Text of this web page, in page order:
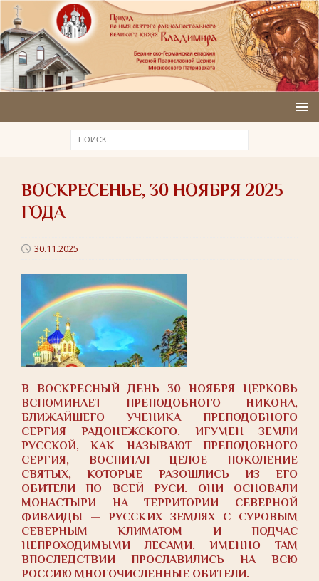
ВОСКРЕСЕНЬЕ, 30 НОЯБРЯ 2025
ГОДА
30.11.2025
В ВОСКРЕСНЫЙ ДЕНЬ 30 НОЯБРЯ ЦЕРКОВЬ
ВСПОМИНАЕТ ПРЕПОДОБНОГО НИКОНА,
БЛИЖАЙШЕГО УЧЕНИКА ПРЕПОДОБНОГО
СЕРГИЯ РАДОНЕЖСКОГО. ИГУМЕН ЗЕМЛИ
РУССКОЙ, КАК НАЗЫВАЮТ ПРЕПОДОБНОГО
СЕРГИЯ, ВОСПИТАЛ ЦЕЛОЕ ПОКОЛЕНИЕ
СВЯТЫХ, КОТОРЫЕ РАЗОШЛИСЬ ИЗ ЕГО
ОБИТЕЛИ ПО ВСЕЙ РУСИ. ОНИ ОСНОВАЛИ
МОНАСТЫРИ НА ТЕРРИТОРИИ СЕВЕРНОЙ
ФИВАИДЫ — РУССКИХ ЗЕМЛЯХ С СУРОВЫМ
СЕВЕРНЫМ КЛИМАТОМ И ПОДЧАС
НЕПРОХОДИМЫМИ ЛЕСАМИ. ИМЕННО ТАМ
ВПОСЛЕДСТВИИ ПРОСЛАВИЛИСЬ НА ВСЮ
РОССИЮ МНОГОЧИСЛЕННЫЕ ОБИТЕЛИ.